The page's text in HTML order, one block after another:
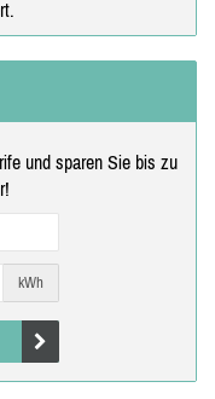
und sparen Sie bis zu
kWh